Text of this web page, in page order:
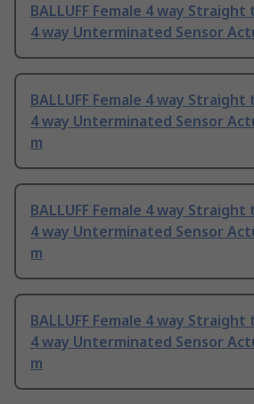
BALLUFF Female 4 way
4 way Unterminated Sensor
BALLUFF Female 4 way
4 way Unterminated Sensor
m
BALLUFF Female 4 way
4 way Unterminated Sensor
m
BALLUFF Female 4 way
4 way Unterminated Sensor
m